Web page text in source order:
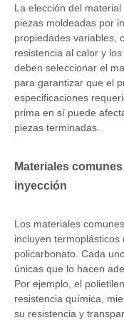
La elección del
piezas moldeadas por
propiedades variables,
resistencia al calor y
deben seleccionar el
para garantizar que el
especificaciones
prima en sí puede
piezas terminadas.
Materiales
inyección
Los materiales
incluyen
policarbonato. Cada
únicas que lo hacen
Por ejemplo, el
resistencia química,
su resistencia y